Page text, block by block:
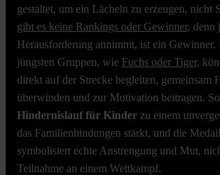
gestaltet, um ein Lächeln zu erzeugen, nicht
gibt es keine Rankings oder Gewinner, denn
Herausforderung annimmt, ist ein Gewinner.
jüngsten Gruppen, wie Fuchs oder Tiger,
direkt auf der Strecke begleiten, gemeinsam
überwinden und zur Motivation beitragen.
Hindernislauf für Kinder zu einem
das Familienbindungen stärkt, und die
symbolisiert echte Anstrengung und Mut,
Teilnahme an einem Wettkampf.